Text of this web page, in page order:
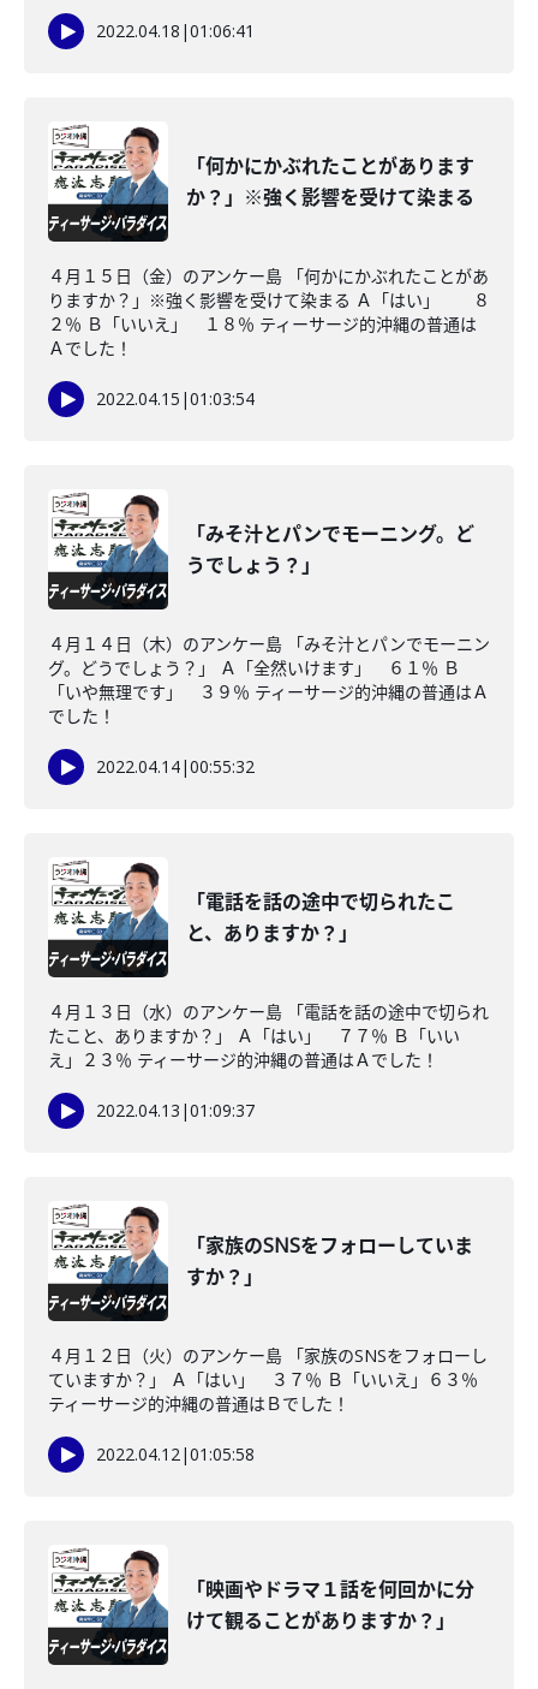
2022.04.18 |01:06:41
「何かにかぶれたことがあります
か？」※強く影響を受けて染まる
４月１５日（金）のアンケー島 「何かにかぶれたことがあ
りますか？」※強く影響を受けて染まる Ａ「はい」 ８
２％ Ｂ「いいえ」 １８％ ティーサージ的沖縄の普通は
Ａでした！
2022.04.15 |01:03:54
「みそ汁とパンでモーニング。ど
うでしょう？」
４月１４日（木）のアンケー島 「みそ汁とパンでモーニン
グ。どうでしょう？」 Ａ「全然いけます」 ６１％ Ｂ
「いや無理です」 ３９％ ティーサージ的沖縄の普通はＡ
でした！
2022.04.14|00:55:32
「電話を話の途中で切られたこ
と、ありますか？」
４月１３日（水）のアンケー島 「電話を話の途中で切られ
たこと、ありますか？」 Ａ「はい」 ７７％ Ｂ「いい
え」２３％ ティーサージ的沖縄の普通はＡでした！
2022.04.13 |01:09:37
「家族のSNSをフォローしていま
すか？」
４月１２日（火）のアンケー島 「家族のSNSをフォローし
ていますか？」 Ａ「はい」 ３７％ Ｂ「いいえ」６３％
ティーサージ的沖縄の普通はＢでした！
2022.04.12|01:05:58
「映画やドラマ１話を何回かに分
けて観ることがありますか？」